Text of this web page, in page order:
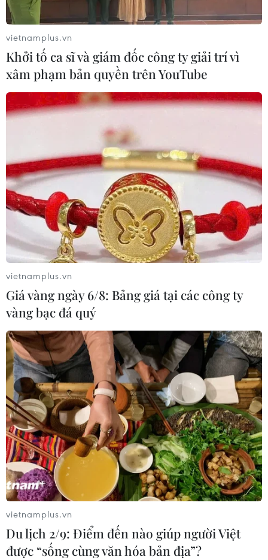
vietnamplus.vn
Khởi tố ca sĩ và giám đốc công ty giải trí vì
xâm phạm bản quyền trên YouTube
vietnamplus.vn
Giá vàng ngày 6/8: Bảng giá tại các công ty
vàng bạc đá quý
vietnamplus.vn
Du lịch 2/9: Điểm đến nào giúp người Việt
được “sống cùng văn hóa bản địa”?